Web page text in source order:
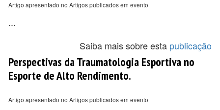
Artigo apresentado no Artigos publicados em evento
...
Saiba mais sobre esta publicação
Perspectivas da Traumatologia Esportiva no
Esporte de Alto Rendimento.
Artigo apresentado no Artigos publicados em evento